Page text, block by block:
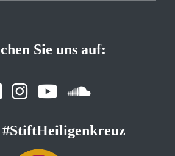
Sie uns auf:
#StiftHeiligenkreuz